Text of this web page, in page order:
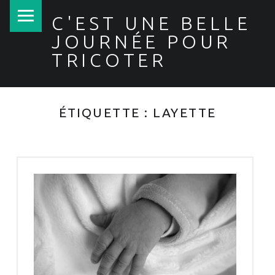
C'EST UNE BELLE
JOURNÉE POUR
TRICOTER
ÉTIQUETTE : LAYETTE